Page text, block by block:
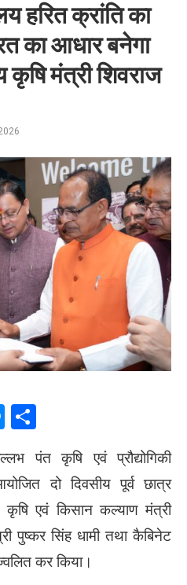
हरित क्रांति का
का आधार बनेगा
कृषि मंत्री शिवराज
Messenger
पंत कृषि एवं प्रौद्योगिकी
दो दिवसीय पूर्व छात्र
एवं किसान कल्याण मंत्री
पुष्कर सिंह धामी तथा कैबिनेट
कर किया।